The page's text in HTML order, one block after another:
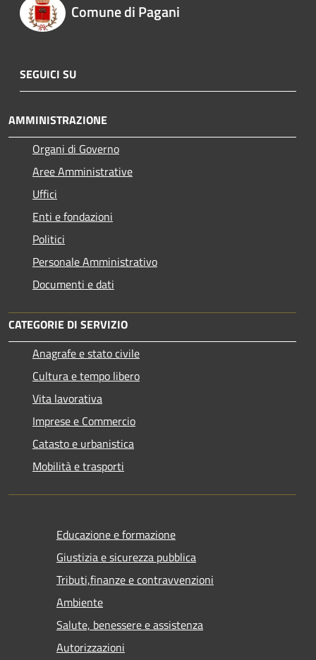
Comune di Pagani
SEGUICI SU
AMMINISTRAZIONE
Organi di Governo
Aree Amministrative
Uffici
Enti e fondazioni
Politici
Personale Amministrativo
Documenti e dati
CATEGORIE DI SERVIZIO
Anagrafe e stato civile
Cultura e tempo libero
Vita lavorativa
Imprese e Commercio
Catasto e urbanistica
Mobilità e trasporti
Educazione e formazione
Giustizia e sicurezza pubblica
Tributi,finanze e contravvenzioni
Ambiente
Salute, benessere e assistenza
Autorizzazioni